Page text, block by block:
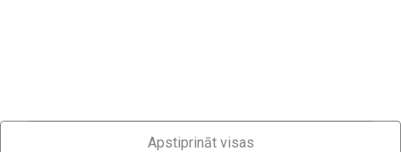
Apstiprināt visas